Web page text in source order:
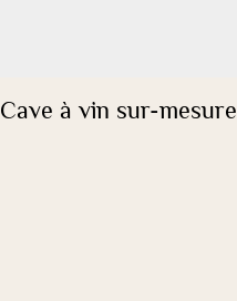
Cave à vin sur-mesure